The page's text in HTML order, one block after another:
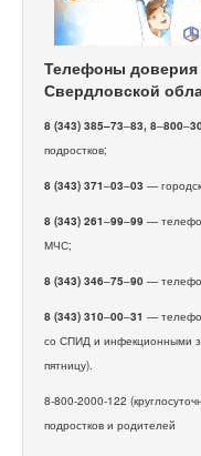
Телефоны доверия
Свердловской
8 (343) 385–73–83, 8–800–
подростков;
8 (343) 371–03–03 —
8 (343) 261–99–99 —
МЧС;
8 (343) 346–75–90 —
8 (343) 310–00–31 —
со СПИД и инфекционными
пятницу).
8-800-2000-122
подростков и родителей